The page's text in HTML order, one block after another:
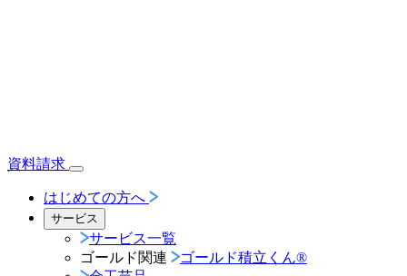
資料請求
はじめての方へ
サービス
サービス一覧
ゴールド関連
ゴールド積立くん®︎